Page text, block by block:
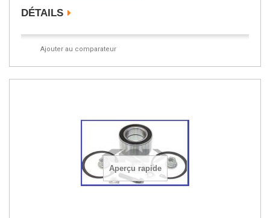
DÉTAILS
Ajouter au comparateur
Aperçu rapide